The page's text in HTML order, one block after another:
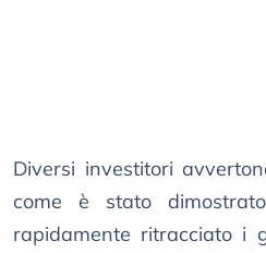
Diversi investitori
come è stato
rapidamente ritracciato i